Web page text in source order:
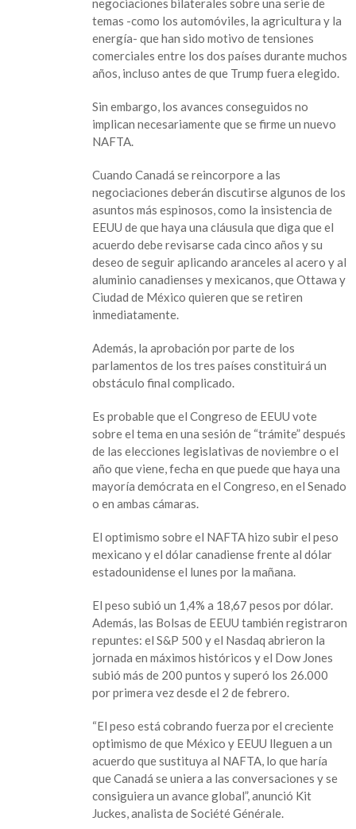
negociaciones bilaterales sobre una serie de
temas -como los automóviles, la agricultura y la
energía- que han sido motivo de tensiones
comerciales entre los dos países durante muchos
años, incluso antes de que Trump fuera elegido.
Sin embargo, los avances conseguidos no
implican necesariamente que se firme un nuevo
NAFTA.
Cuando Canadá se reincorpore a las
negociaciones deberán discutirse algunos de los
asuntos más espinosos, como la insistencia de
EEUU de que haya una cláusula que diga que el
acuerdo debe revisarse cada cinco años y su
deseo de seguir aplicando aranceles al acero y al
aluminio canadienses y mexicanos, que Ottawa y
Ciudad de México quieren que se retiren
inmediatamente.
Además, la aprobación por parte de los
parlamentos de los tres países constituirá un
obstáculo final complicado.
Es probable que el Congreso de EEUU vote
sobre el tema en una sesión de “trámite” después
de las elecciones legislativas de noviembre o el
año que viene, fecha en que puede que haya una
mayoría demócrata en el Congreso, en el Senado
o en ambas cámaras.
El optimismo sobre el NAFTA hizo subir el peso
mexicano y el dólar canadiense frente al dólar
estadounidense el lunes por la mañana.
El peso subió un 1,4% a 18,67 pesos por dólar.
Además, las Bolsas de EEUU también registraron
repuntes: el S&P 500 y el Nasdaq abrieron la
jornada en máximos históricos y el Dow Jones
subió más de 200 puntos y superó los 26.000
por primera vez desde el 2 de febrero.
“El peso está cobrando fuerza por el creciente
optimismo de que México y EEUU lleguen a un
acuerdo que sustituya al NAFTA, lo que haría
que Canadá se uniera a las conversaciones y se
consiguiera un avance global”, anunció Kit
Juckes, analista de Société Générale.